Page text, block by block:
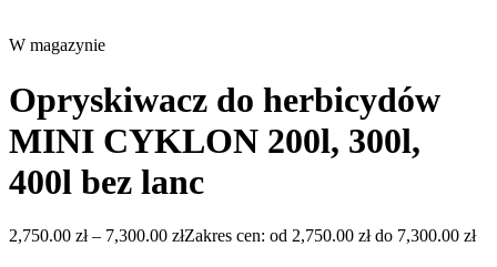
W magazynie
Opryskiwacz do herbicydów
MINI CYKLON 200l, 300l,
400l bez lanc
2,750.00 zł – 7,300.00 złZakres cen: od 2,750.00 zł do 7,300.00 zł